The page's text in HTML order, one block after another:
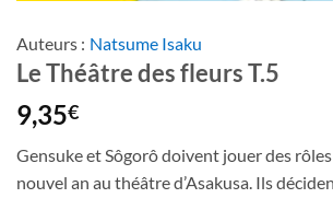
Auteurs : Natsume Isaku
Le Théâtre des fleurs T.5
9,35€
Gensuke et Sôgorô doivent jouer des
nouvel an au théâtre d’Asakusa. Ils